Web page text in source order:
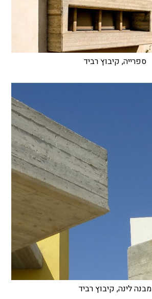
ספרייה, קיבוץ רביד
מבנה לינה, קיבוץ רביד